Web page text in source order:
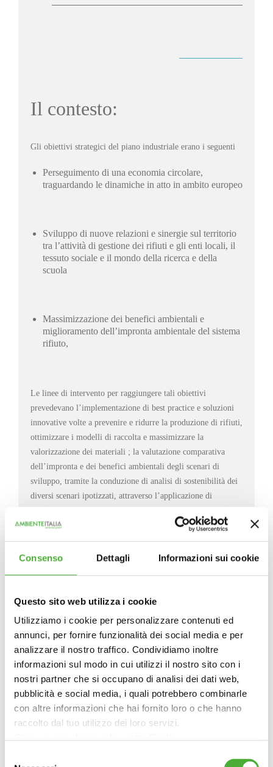
Consenso Dettagli Informazioni sui cookie
Questo sito web utilizza i cookie
Utilizziamo i cookie per personalizzare contenuti ed
annunci, per fornire funzionalità dei social media e per
analizzare il nostro traffico. Condividiamo inoltre
informazioni sul modo in cui utilizzi il nostro sito con i
nostri partner che si occupano di analisi dei dati web,
pubblicità e social media, i quali potrebbero combinarle
con altre informazioni che hai fornito loro o che hanno
raccolto dal tuo utilizzo dei loro servizi.
Il contesto:
Gli obiettivi strategici del piano industriale erano i seguenti
Perseguimento di una economia circolare,
traguardando le dinamiche in atto in ambito europeo
Sviluppo di nuove relazioni e sinergie sul territorio
tra l’attività di gestione dei rifiuti e gli enti locali, il
tessuto sociale e il mondo della ricerca e della
scuola
Massimizzazione dei benefici ambientali e
miglioramento dell’impronta ambientale del sistema
rifiuto,
Le linee di intervento per raggiungere tali obiettivi
prevedevano l’implementazione di best practice e soluzioni
innovative volte a prevenire e ridurre la produzione di rifiuti,
ottimizzare i modelli di raccolta e massimizzare la
valorizzazione dei materiali ; la valutazione comparativa
dell’impronta e dei benefici ambientali degli scenari di
sviluppo, tramite la conduzione di analisi di sostenibilità dei
diversi scenari ipotizzati, attraverso l’applicazione di
Assessement – LCA)
Attività svolte:
Per l’esecuzione del servizio Ambiente Italia ha svolto le
seguenti attività:
Identificazione di tecnologie o soluzioni